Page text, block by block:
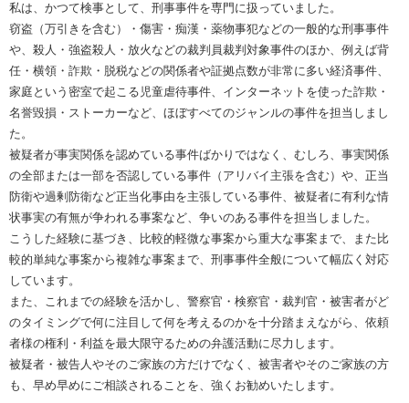
私は、かつて検事として、刑事事件を専門に扱っていました。
窃盗（万引きを含む）・傷害・痴漢・薬物事犯などの一般的な刑事事件
や、殺人・強盗殺人・放火などの裁判員裁判対象事件のほか、例えば背
任・横領・詐欺・脱税などの関係者や証拠点数が非常に多い経済事件、
家庭という密室で起こる児童虐待事件、インターネットを使った詐欺・
名誉毀損・ストーカーなど、ほぼすべてのジャンルの事件を担当しまし
た。
被疑者が事実関係を認めている事件ばかりではなく、むしろ、事実関係
の全部または一部を否認している事件（アリバイ主張を含む）や、正当
防衛や過剰防衛など正当化事由を主張している事件、被疑者に有利な情
状事実の有無が争われる事案など、争いのある事件を担当しました。
こうした経験に基づき、比較的軽微な事案から重大な事案まで、また比
較的単純な事案から複雑な事案まで、刑事事件全般について幅広く対応
しています。
また、これまでの経験を活かし、警察官・検察官・裁判官・被害者がど
のタイミングで何に注目して何を考えるのかを十分踏まえながら、依頼
者様の権利・利益を最大限守るための弁護活動に尽力します。
被疑者・被告人やそのご家族の方だけでなく、被害者やそのご家族の方
も、早め早めにご相談されることを、強くお勧めいたします。